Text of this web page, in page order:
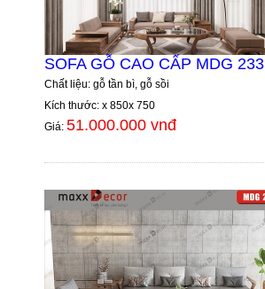
SOFA GỖ CAO CẤP MDG 233
Chất liệu: gỗ tần bì, gỗ sồi
Kích thước: x 850x 750
Giá: 51.000.000 vnđ